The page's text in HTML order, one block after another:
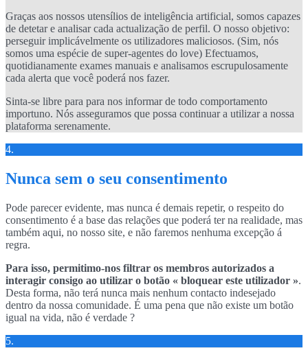
Graças aos nossos utensílios de inteligência artificial, somos capazes
de detetar e analisar cada actualização de perfil. O nosso objetivo:
perseguir implicávelmente os utilizadores maliciosos. (Sim, nós
somos uma espécie de super-agentes do love) Efectuamos,
quotidianamente exames manuais e analisamos escrupulosamente
cada alerta que você poderá nos fazer.
Sinta-se libre para para nos informar de todo comportamento
importuno. Nós asseguramos que possa continuar a utilizar a nossa
plataforma serenamente.
4.
Nunca sem o seu consentimento
Pode parecer evidente, mas nunca é demais repetir, o respeito do
consentimento é a base das relações que poderá ter na realidade, mas
também aqui, no nosso site, e não faremos nenhuma excepção á
regra.
Para isso, permitimo-nos filtrar os membros autorizados a
interagir consigo ao utilizar o botão « bloquear este utilizador ».
Desta forma, não terá nunca mais nenhum contacto indesejado
dentro da nossa comunidade. É uma pena que não existe um botão
igual na vida, não é verdade ?
5.